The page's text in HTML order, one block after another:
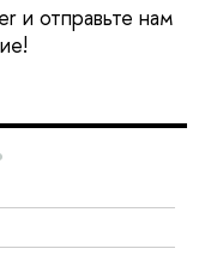
и отправьте нам